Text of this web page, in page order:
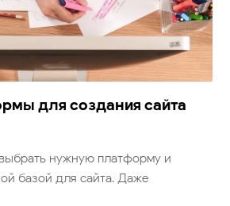
для создания сайта
нужную платформу и
базой для сайта. Даже